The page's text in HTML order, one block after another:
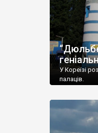
У Кореїзі
палаців.